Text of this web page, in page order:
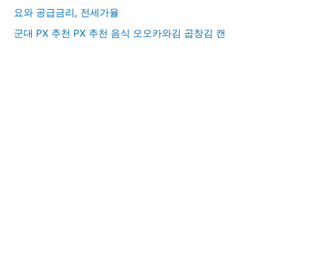
요와 공급금리, 전세가율
군대 PX 추천 PX 추천 음식 오오카와김 곱창김 캔